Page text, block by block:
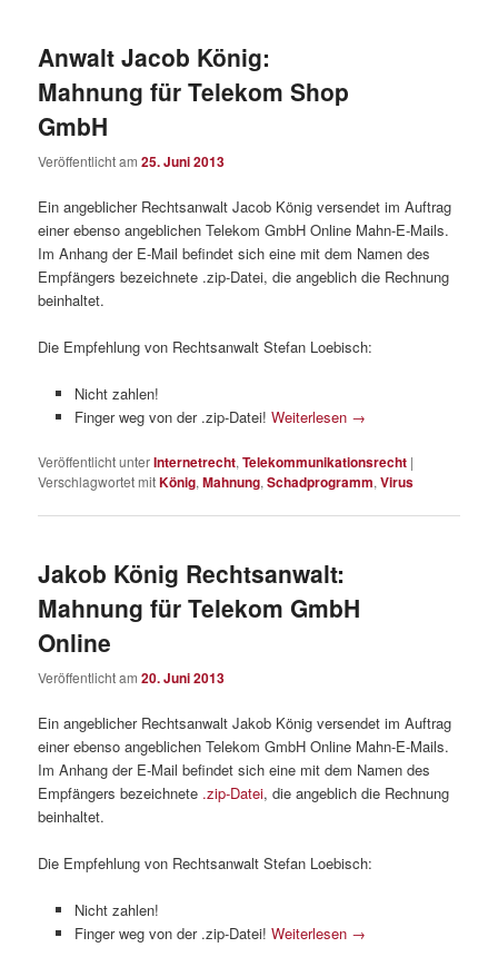
Anwalt Jacob König:
Mahnung für Telekom Shop
GmbH
Veröffentlicht am25. Juni 2013
Ein angeblicher Rechtsanwalt Jacob König versendet im Auftrag
einer ebenso angeblichen Telekom GmbH Online Mahn-E-Mails.
Im Anhang der E-Mail befindet sich eine mit dem Namen des
Empfängers bezeichnete .zip-Datei, die angeblich die Rechnung
beinhaltet.
Die Empfehlung von Rechtsanwalt Stefan Loebisch:
Nicht zahlen!
Finger weg von der .zip-Datei! Weiterlesen →
Veröffentlicht unterInternetrecht,Telekommunikationsrecht |
Verschlagwortet mitKönig,Mahnung,Schadprogramm,Virus
Jakob König Rechtsanwalt:
Mahnung für Telekom GmbH
Online
Veröffentlicht am20. Juni 2013
Ein angeblicher Rechtsanwalt Jakob König versendet im Auftrag
einer ebenso angeblichen Telekom GmbH Online Mahn-E-Mails.
Im Anhang der E-Mail befindet sich eine mit dem Namen des
Empfängers bezeichnete .zip-Datei, die angeblich die Rechnung
beinhaltet.
Die Empfehlung von Rechtsanwalt Stefan Loebisch:
Nicht zahlen!
Finger weg von der .zip-Datei! Weiterlesen →